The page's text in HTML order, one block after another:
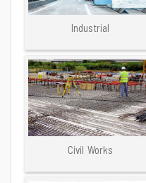
Industrial
Civil Works